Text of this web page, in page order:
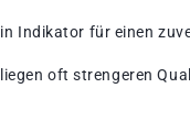
Indikator für einen
oft strengeren